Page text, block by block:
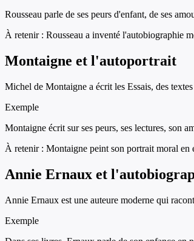
Rousseau parle de ses peurs d'enfant, de ses
À retenir : Rousseau a inventé l'autobiographie
Montaigne et l'autoportrait
Michel de Montaigne a écrit les Essais, des
Exemple
Montaigne écrit sur ses peurs, ses lectures, son
À retenir : Montaigne peint son portrait moral en
Annie Ernaux et
Annie Ernaux est une auteure moderne qui
Exemple